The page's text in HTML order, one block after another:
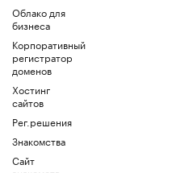
Облако для
бизнеса
Корпоративный
регистратор
доменов
Хостинг
сайтов
Рег.решения
Знакомства
Сайт